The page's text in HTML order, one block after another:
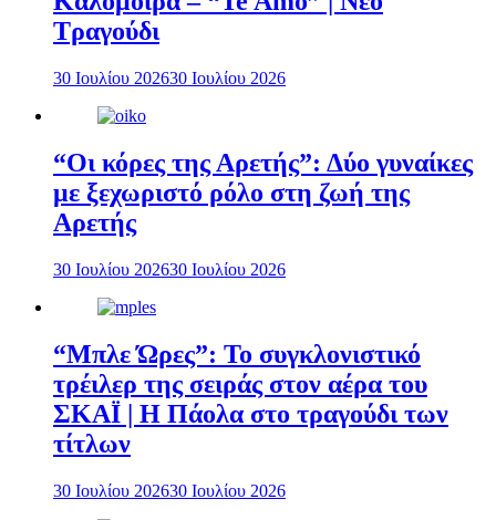
Τραγούδι
30 Ιουλίου 202630 Ιουλίου 2026
“Οι κόρες της Αρετής”: Δύο γυναίκες
με ξεχωριστό ρόλο στη ζωή της
Αρετής
30 Ιουλίου 202630 Ιουλίου 2026
“Μπλε Ώρες”: Το συγκλονιστικό
τρέιλερ της σειράς στον αέρα του
ΣΚΑΪ | Η Πάολα στο τραγούδι των
τίτλων
30 Ιουλίου 202630 Ιουλίου 2026